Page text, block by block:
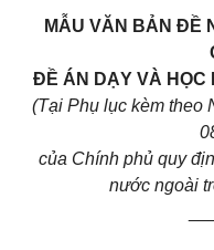
MẪU VĂN BẢN ĐỀ
ĐỀ ÁN DẠY VÀ HỌC
(Tại Phụ lục kèm theo
của Chính phủ quy
nước ngoài